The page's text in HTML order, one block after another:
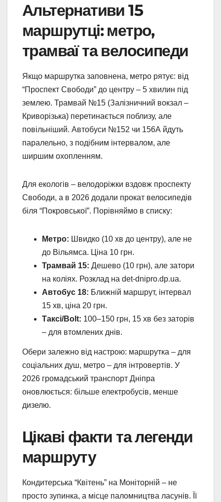
Альтернативи 15
маршрутці: метро,
трамваї та велосипеди
Якщо маршрутка заповнена, метро рятує: від
“Проспект Свободи” до центру – 5 хвилин під
землею. Трамвай №15 (Залізничний вокзал –
Криворізька) перетинається поблизу, але
повільніший. Автобуси №152 чи 156А йдуть
паралельно, з подібним інтервалом, але
ширшим охопленням.
Для екологів – велодоріжки вздовж проспекту
Свободи, а в 2026 додали прокат велосипедів
біля “Покровської”. Порівняймо в списку:
Метро: Швидко (10 хв до центру), але не
до Вільямса. Ціна 10 грн.
Трамвай 15: Дешево (10 грн), але затори
на коліях. Розклад на det-dnipro.dp.ua.
Автобус 18: Ближній маршрут, інтервал
15 хв, ціна 20 грн.
Таксі/Bolt: 100–150 грн, 15 хв без заторів
– для втомлених днів.
Обери залежно від настрою: маршрутка – для
соціальних душ, метро – для інтровертів. У
2026 громадський транспорт Дніпра
оновлюється: більше електробусів, менше
дизелю.
Цікаві факти та легенди
маршруту
Кондитерська “Квітень” на Моніторній – не
просто зупинка, а місце паломництва ласунів. Її